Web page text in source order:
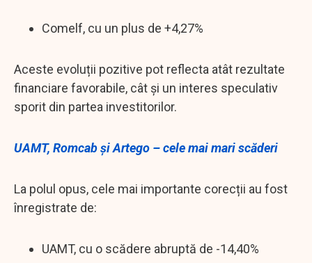
Comelf, cu un plus de +4,27%
Aceste evoluții pozitive pot reflecta atât rezultate
financiare favorabile, cât și un interes speculativ
sporit din partea investitorilor.
UAMT, Romcab și Artego – cele mai mari scăderi
La polul opus, cele mai importante corecții au fost
înregistrate de:
UAMT, cu o scădere abruptă de -14,40%